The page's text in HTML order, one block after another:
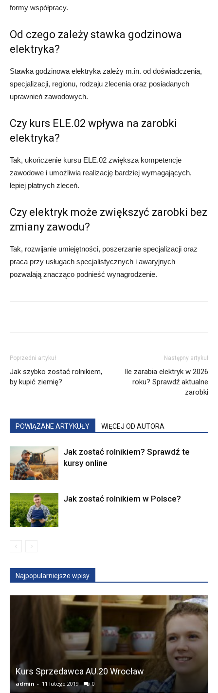
formy współpracy.
Od czego zależy stawka godzinowa
elektryka?
Stawka godzinowa elektryka zależy m.in. od doświadczenia,
specjalizacji, regionu, rodzaju zlecenia oraz posiadanych
uprawnień zawodowych.
Czy kurs ELE.02 wpływa na zarobki
elektryka?
Tak, ukończenie kursu ELE.02 zwiększa kompetencje
zawodowe i umożliwia realizację bardziej wymagających,
lepiej płatnych zleceń.
Czy elektryk może zwiększyć zarobki bez
zmiany zawodu?
Tak, rozwijanie umiejętności, poszerzanie specjalizacji oraz
praca przy usługach specjalistycznych i awaryjnych
pozwalają znacząco podnieść wynagrodzenie.
Poprzedni artykuł
Jak szybko zostać rolnikiem,
by kupić ziemię?
Następny artykuł
Ile zarabia elektryk w 2026
roku? Sprawdź aktualne
zarobki
POWIĄZANE ARTYKUŁY WIĘCEJ OD AUTORA
Jak zostać rolnikiem? Sprawdź te
kursy online
Jak zostać rolnikiem w Polsce?
Najpopularniejsze wpisy
Kurs Sprzedawca AU.20 Wrocław
admin - 11 lutego 2019 0